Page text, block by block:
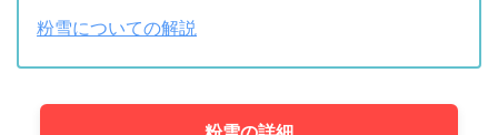
粉雪についての解説